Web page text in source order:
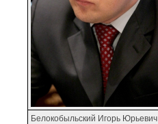
Белокобыльский Игорь Юрьевич